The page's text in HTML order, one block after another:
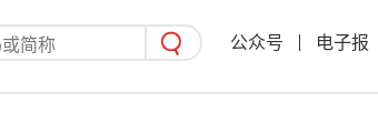
公众号 电子报